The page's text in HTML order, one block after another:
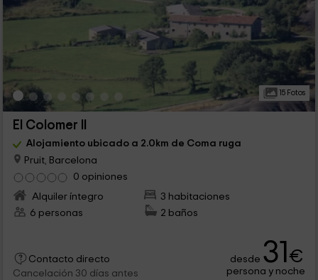
15 Fotos
El Colomer II
Alojamiento ubicado a 2.0km de Coma ruga
Pruit, Barcelona
0 opiniones
Alquiler íntegro
3 habitaciones
6 personas
2 baños
Contacto directo
Cancelación 30 días antes
desde 31€
persona y noche